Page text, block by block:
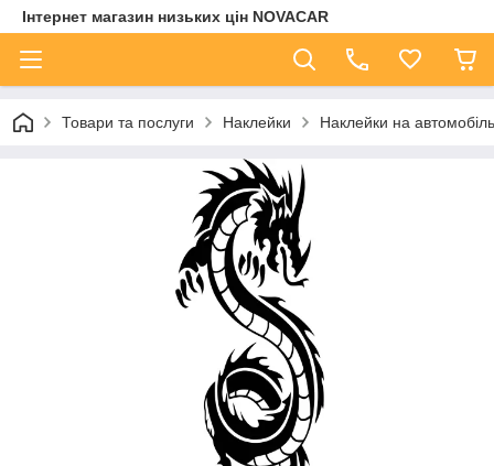
Інтернет магазин низьких цін NOVACAR
Товари та послуги Наклейки Наклейки на автомобіль